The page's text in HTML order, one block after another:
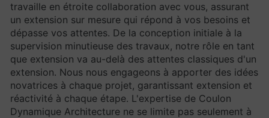
travaille en étroite collaboration avec vous, assurant
un extension sur mesure qui répond à vos besoins et
dépasse vos attentes. De la conception initiale à la
supervision minutieuse des travaux, notre rôle en tant
que extension va au-delà des attentes classiques d'un
extension. Nous nous engageons à apporter des idées
novatrices à chaque projet, garantissant extension et
réactivité à chaque étape. L'expertise de Coulon
Dynamique Architecture ne se limite pas seulement à